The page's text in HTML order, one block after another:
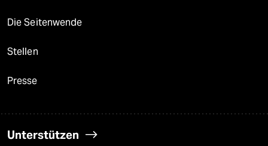
Die Seitenwende
Stellen
Presse
Unterstützen